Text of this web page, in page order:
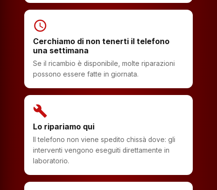
schedule
Cerchiamo di non tenerti il telefono
una settimana
Se il ricambio è disponibile, molte riparazioni
possono essere fatte in giornata.
build
Lo ripariamo qui
Il telefono non viene spedito chissà dove: gli
interventi vengono eseguiti direttamente in
laboratorio.